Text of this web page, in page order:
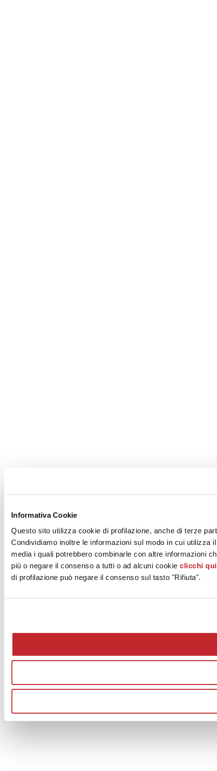
Informativa Cookie
Questo sito utilizza cookie di profilazione, anche di terze
Condividiamo inoltre le informazioni sul modo in cui utilizza
media i quali potrebbero combinarle con altre informazioni
più o negare il consenso a tutti o ad alcuni cookie clicchi qui
di profilazione può negare il consenso sul tasto "Rifiuta".